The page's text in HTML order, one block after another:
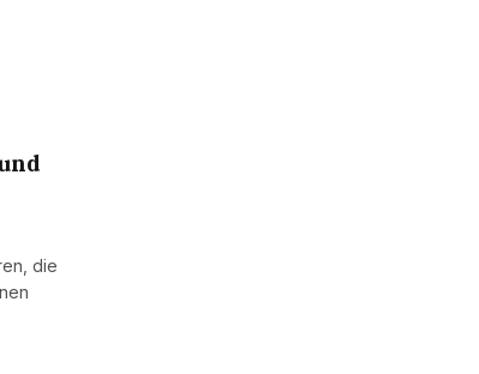
die